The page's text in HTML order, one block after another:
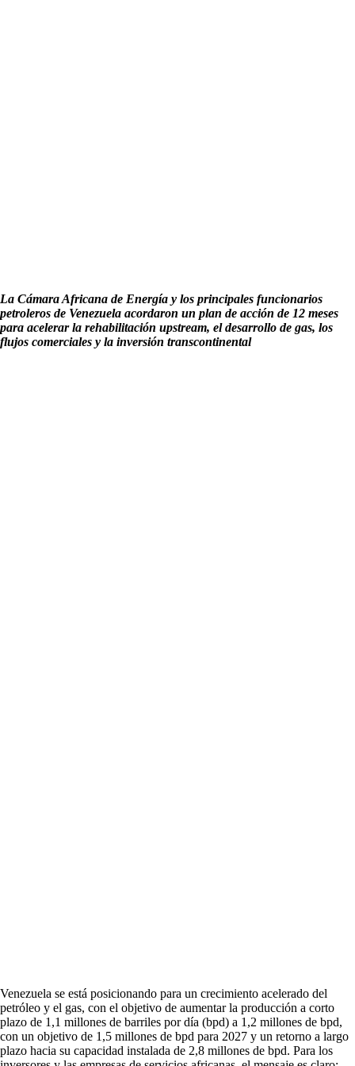
La Cámara Africana de Energía y los principales funcionarios
petroleros de Venezuela acordaron un plan de acción de 12 meses
para acelerar la rehabilitación upstream, el desarrollo de gas, los
flujos comerciales y la inversión transcontinental
Venezuela se está posicionando para un crecimiento acelerado del
petróleo y el gas, con el objetivo de aumentar la producción a corto
plazo de 1,1 millones de barriles por día (bpd) a 1,2 millones de bpd,
con un objetivo de 1,5 millones de bpd para 2027 y un retorno a largo
plazo hacia su capacidad instalada de 2,8 millones de bpd. Para los